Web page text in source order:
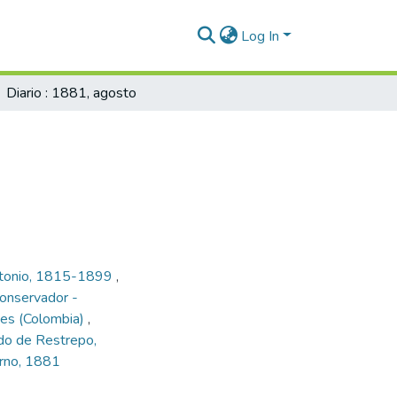
Log In
Diario : 1881, agosto
1815-1899 ,
-
(Colombia) ,
de Restrepo,
1881